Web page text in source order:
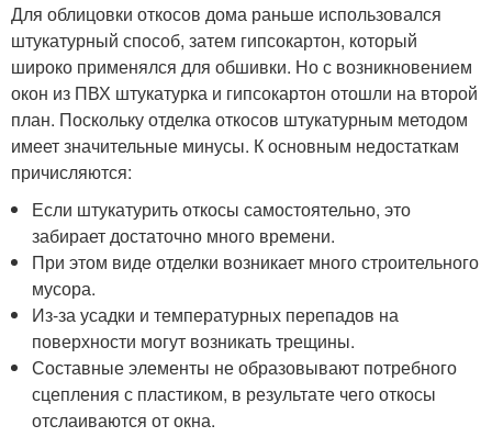
Для облицовки откосов дома раньше использовался
штукатурный способ, затем гипсокартон, который
широко применялся для обшивки. Но с возникновением
окон из ПВХ штукатурка и гипсокартон отошли на второй
план. Поскольку отделка откосов штукатурным методом
имеет значительные минусы. К основным недостаткам
причисляются:
Если штукатурить откосы самостоятельно, это
забирает достаточно много времени.
При этом виде отделки возникает много строительного
мусора.
Из-за усадки и температурных перепадов на
поверхности могут возникать трещины.
Составные элементы не образовывают потребного
сцепления с пластиком, в результате чего откосы
отслаиваются от окна.